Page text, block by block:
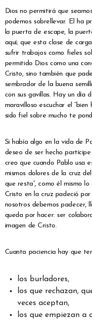
Dios no permitirá que
podemos sobrellevar. El ha
la puerta de escape, la
aquí; que esta clase de
sufrir trabajos como fieles
permitido Dios como una
Cristo, sino también que
sembrador de la buena
con sus gavillas. Hay un día
maravilloso escuchar el “bien
sido fiel sobre mucho te
Si había algo en la vida de
deseo de ser hecho
creo que cuando Pablo usa
mismos dolores de la cruz
que resta”, como él mismo
Cristo en la cruz padeció
nosotros debemos padecer,
queda por hacer: ser
imagen de Cristo.
Cuanta paciencia hay que
los burladores,
los que rechazan,
veces aceptan,
los que empiezan a